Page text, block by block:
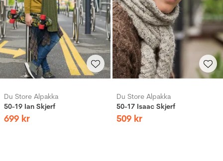
Du Store Alpakka
50-19 Ian Skjerf
699 kr
Du Store Alpakka
50-17 Isaac Skjerf
509 kr